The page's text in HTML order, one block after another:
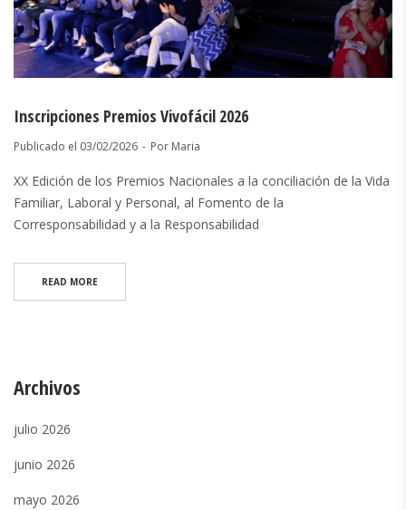
Inscripciones Premios Vivofácil 2026
Publicado el 03/02/2026 Por Maria
XX Edición de los Premios Nacionales a la conciliación de la Vida
Familiar, Laboral y Personal, al Fomento de la
Corresponsabilidad y a la Responsabilidad
READ MORE
Archivos
julio 2026
junio 2026
mayo 2026